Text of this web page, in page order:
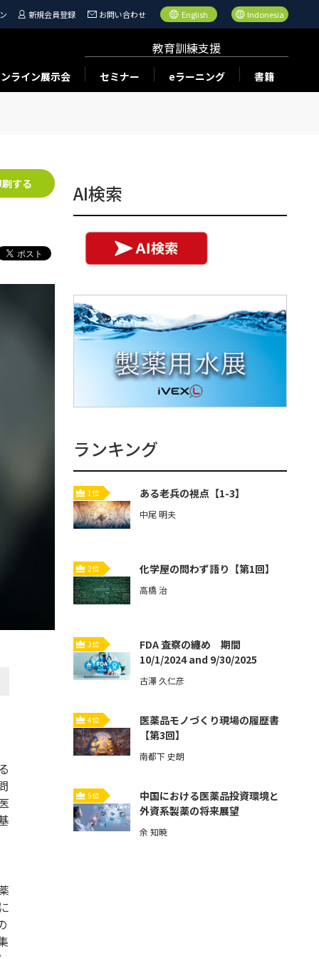
新規会員登録 お問い合わせ English Indonesia
ライン展示会
教育訓練支援
セミナー eラーニング 書籍
する AI検索
ランキング
1位 ある老兵の視点【1-3】
中尾 明夫
2位 化学屋の問わず語り【第1回】
高橋 治
3位
FDA 査察の纏め 期間
10/1/2024 and 9/30/2025
古澤 久仁彦
4位
医薬品モノづくり現場の履歴書
【第3回】
南都下 史朗
5位
中国における医薬品投資環境と
外資系製薬の将来展望
余 知暁